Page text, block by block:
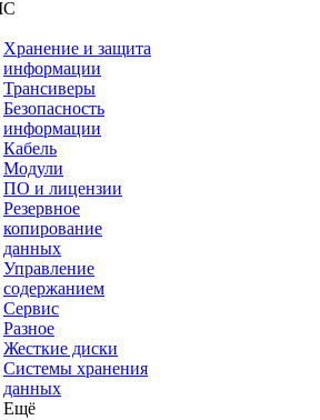
Хранение и защита
информации
Трансиверы
Безопасность
информации
Кабель
Модули
ПО и лицензии
Резервное
копирование
данных
Управление
содержанием
Сервис
Разное
Жесткие диски
Системы хранения
данных
Ещё